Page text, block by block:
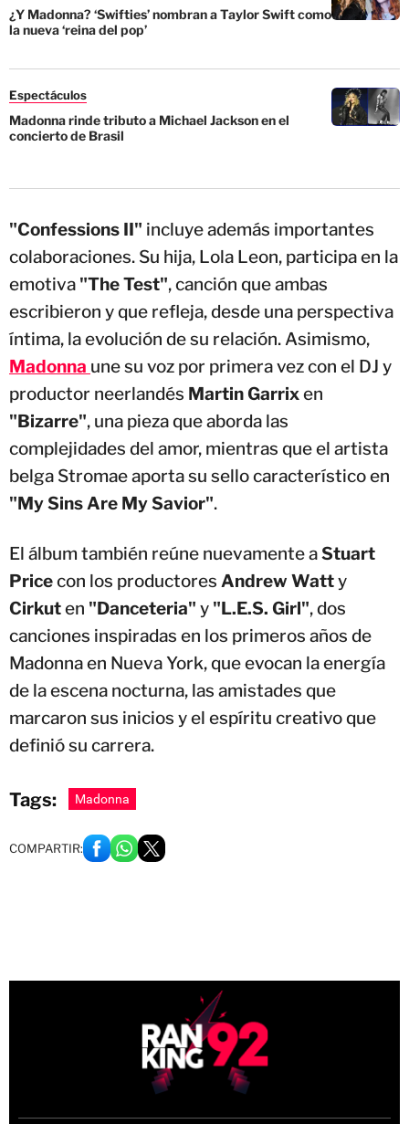
¿Y Madonna? ‘Swifties’ nombran a Taylor Swift como
la nueva ‘reina del pop’
Espectáculos
Madonna rinde tributo a Michael Jackson en el
concierto de Brasil
"Confessions II" incluye además importantes
colaboraciones. Su hija, Lola Leon, participa en la
emotiva "The Test", canción que ambas
escribieron y que refleja, desde una perspectiva
íntima, la evolución de su relación. Asimismo,
Madonna une su voz por primera vez con el DJ y
productor neerlandés Martin Garrixen
"Bizarre", una pieza que aborda las
complejidades del amor, mientras que el artista
belga Stromae aporta su sello característico en
"My Sins Are My Savior".
El álbum también reúne nuevamente aStuart
Pricecon los productores Andrew Watty
Cirkuten "Danceteria" y "L.E.S. Girl", dos
canciones inspiradas en los primeros años de
Madonna en Nueva York, que evocan la energía
de la escena nocturna, las amistades que
marcaron sus inicios y el espíritu creativo que
definió su carrera.
Tags: Madonna
COMPARTIR: